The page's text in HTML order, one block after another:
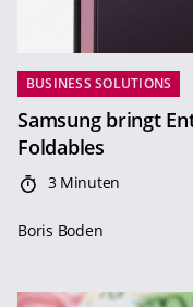
BUSINESS SOLUTIONS
Samsung bringt
Foldables
3 Minuten
Boris Boden